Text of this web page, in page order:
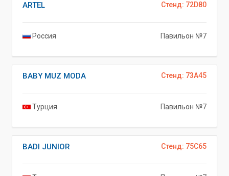
Стенд: 72D80
ARTEL
Россия Павильон №7
Стенд: 73A45
BABY MUZ MODA
Турция Павильон №7
Стенд: 75C65
BADI JUNIOR